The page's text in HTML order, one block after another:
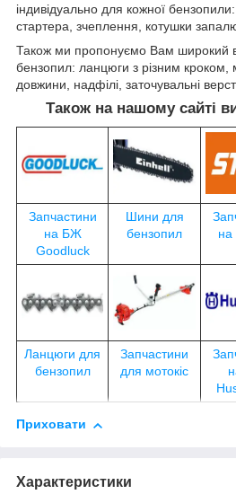
індивідуально для кожної
стартера, зчеплення, котушки
Також ми пропонуємо Вам широкий
бензопил: ланцюги з різним кроком,
довжини, надфілі, заточувальні
Також на нашому сайті
Запчастини
на БЖ
Goodluck
Шини для
бензопил
Ланцюги для
бензопил
Запчастини
для мотокіс
Приховати
Характеристики